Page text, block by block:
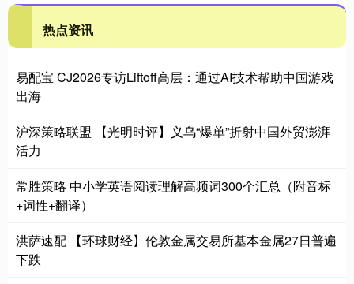
热点资讯
易配宝 CJ2026专访Liftoff高层：通过AI技术帮助中国游戏
出海
沪深策略联盟 【光明时评】义乌“爆单”折射中国外贸澎湃
活力
常胜策略 中小学英语阅读理解高频词300个汇总（附音标
+词性+翻译）
洪萨速配 【环球财经】伦敦金属交易所基本金属27日普遍
下跌